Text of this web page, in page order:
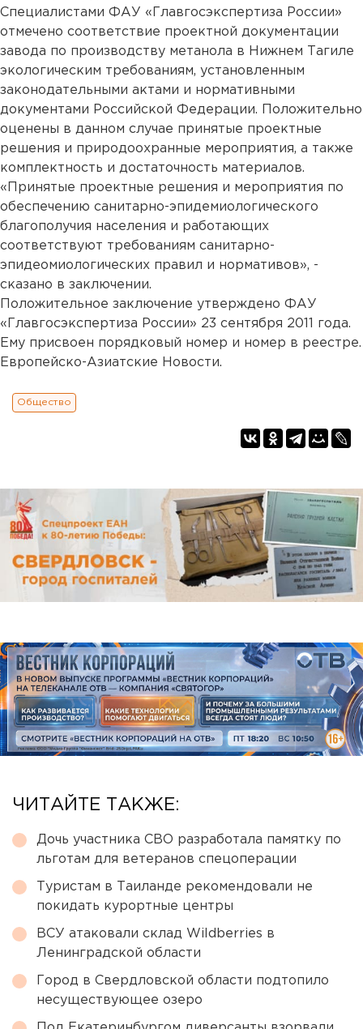
Специалистами ФАУ «Главгосэкспертиза России»
отмечено соответствие проектной документации
завода по производству метанола в Нижнем Тагиле
экологическим требованиям, установленным
законодательными актами и нормативными
документами Российской Федерации. Положительно
оценены в данном случае принятые проектные
решения и природоохранные мероприятия, а также
комплектность и достаточность материалов.
«Принятые проектные решения и мероприятия по
обеспечению санитарно-эпидемиологического
благополучия населения и работающих
соответствуют требованиям санитарно-
эпидеомиологических правил и нормативов», -
сказано в заключении.
Положительное заключение утверждено ФАУ
«Главгосэкспертиза России» 23 сентября 2011 года.
Ему присвоен порядковый номер и номер в реестре.
Европейско-Азиатские Новости.
Общество
ЧИТАЙТЕ ТАКЖЕ:
Дочь участника СВО разработала памятку по
льготам для ветеранов спецоперации
Туристам в Таиланде рекомендовали не
покидать курортные центры
ВСУ атаковали склад Wildberries в
Ленинградской области
Город в Свердловской области подтопило
несуществующее озеро